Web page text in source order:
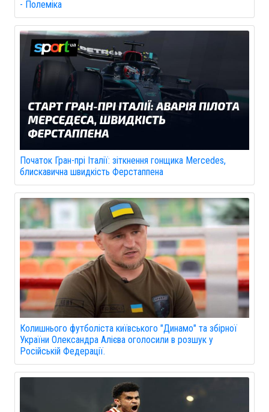
- Полеміка
Початок Гран-прі Італії: зіткнення гонщика Mercedes,
блискавична швидкість Ферстаппена
Колишнього футболіста київського "Динамо" та збірної
України Олександра Алієва оголосили в розшук у
Російській Федерації.